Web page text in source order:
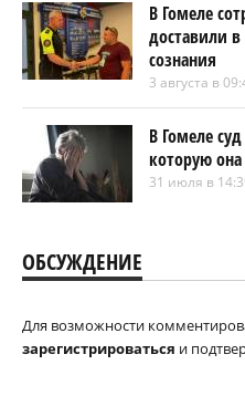
В Гомеле
доставили
сознания
3 августа в
В Гомеле
которую
31 июля в
ОБСУЖДЕНИЕ
Для возможности
зарегистрироваться и